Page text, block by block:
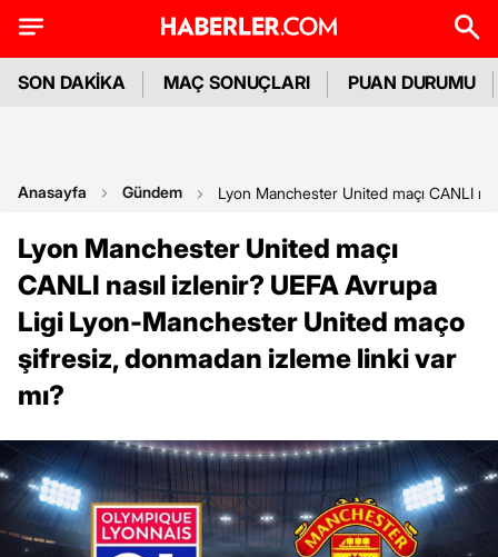
SON DAKİKA MAÇ SONUÇLARI PUAN DURUMU
Anasayfa Gündem Lyon Manchester United maçı CANLI
Lyon Manchester United maçı
CANLI nasıl izlenir? UEFA Avrupa
Ligi Lyon-Manchester United maço
şifresiz, donmadan izleme linki var
mı?